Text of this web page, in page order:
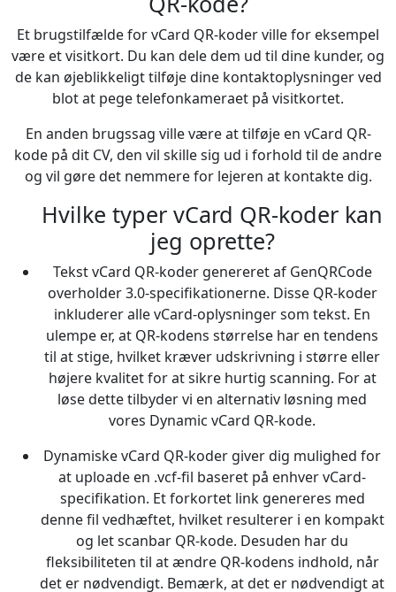
Et brugstilfælde for vCard QR-koder ville for eksempel
være et visitkort. Du kan dele dem ud til dine kunder, og
de kan øjeblikkeligt tilføje dine kontaktoplysninger ved
blot at pege telefonkameraet på visitkortet.
En anden brugssag ville være at tilføje en vCard QR-
kode på dit CV, den vil skille sig ud i forhold til de andre
og vil gøre det nemmere for lejeren at kontakte dig.
Hvilke typer vCard QR-koder kan
jeg oprette?
Tekst vCard QR-koder genereret af GenQRCode
overholder 3.0-specifikationerne. Disse QR-koder
inkluderer alle vCard-oplysninger som tekst. En
ulempe er, at QR-kodens størrelse har en tendens
til at stige, hvilket kræver udskrivning i større eller
højere kvalitet for at sikre hurtig scanning. For at
løse dette tilbyder vi en alternativ løsning med
vores Dynamic vCard QR-kode.
Dynamiske vCard QR-koder giver dig mulighed for
at uploade en .vcf-fil baseret på enhver vCard-
specifikation. Et forkortet link genereres med
denne fil vedhæftet, hvilket resulterer i en kompakt
og let scanbar QR-kode. Desuden har du
fleksibiliteten til at ændre QR-kodens indhold, når
det er nødvendigt. Bemærk, at det er nødvendigt at